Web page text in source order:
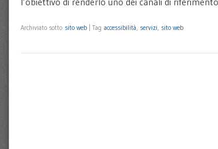
Archiviato sotto sito web Tag accessibilità, servizi, sito web